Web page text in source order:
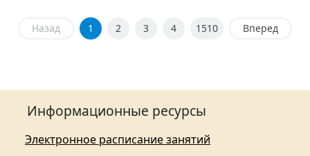
Назад 1 2 3 4 1510 Вперед
Информационные ресурсы
Электронное расписание занятий